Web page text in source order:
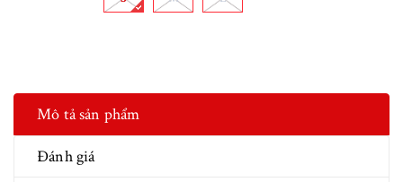
Mô tả sản phẩm
Đánh giá